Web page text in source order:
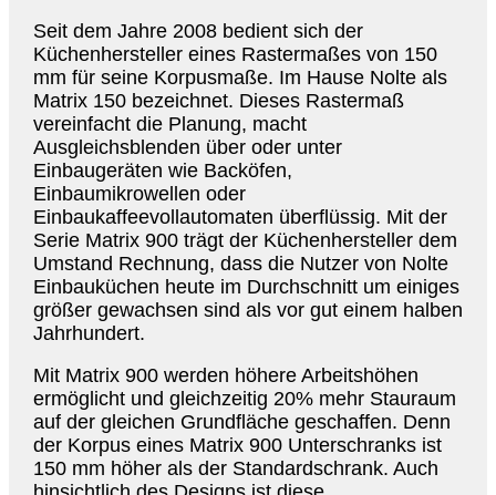
Seit dem Jahre 2008 bedient sich der
Küchenhersteller eines Rastermaßes von 150
mm für seine Korpusmaße. Im Hause Nolte als
Matrix 150 bezeichnet. Dieses Rastermaß
vereinfacht die Planung, macht
Ausgleichsblenden über oder unter
Einbaugeräten wie Backöfen,
Einbaumikrowellen oder
Einbaukaffeevollautomaten überflüssig. Mit der
Serie Matrix 900 trägt der Küchenhersteller dem
Umstand Rechnung, dass die Nutzer von Nolte
Einbauküchen heute im Durchschnitt um einiges
größer gewachsen sind als vor gut einem halben
Jahrhundert.
Mit Matrix 900 werden höhere Arbeitshöhen
ermöglicht und gleichzeitig 20% mehr Stauraum
auf der gleichen Grundfläche geschaffen. Denn
der Korpus eines Matrix 900 Unterschranks ist
150 mm höher als der Standardschrank. Auch